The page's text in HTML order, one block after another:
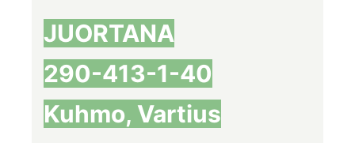
JUORTANA
290-413-1-40
Kuhmo, Vartius